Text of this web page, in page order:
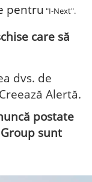
pentru "I-Next".
care să
dvs. de
Alertă.
postate
sunt